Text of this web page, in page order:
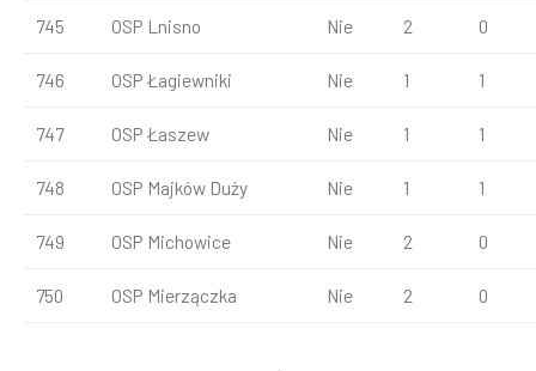
745 OSP Lnisno Nie 2 0
746 OSP Łagiewniki Nie 1 1
747 OSP Łaszew Nie 1 1
748 OSP Majków Duży Nie 1 1
749 OSP Michowice Nie 2 0
750 OSP Mierzączka Nie 2 0